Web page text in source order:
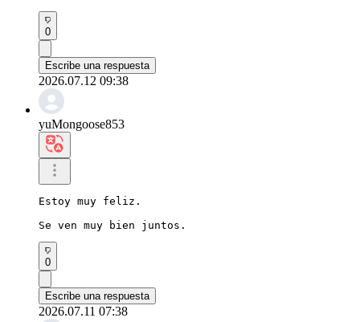
0
Escribe una respuesta
2026.07.12 09:38
yuMongoose853
Estoy muy feliz.
Se ven muy bien juntos.
0
Escribe una respuesta
2026.07.11 07:38